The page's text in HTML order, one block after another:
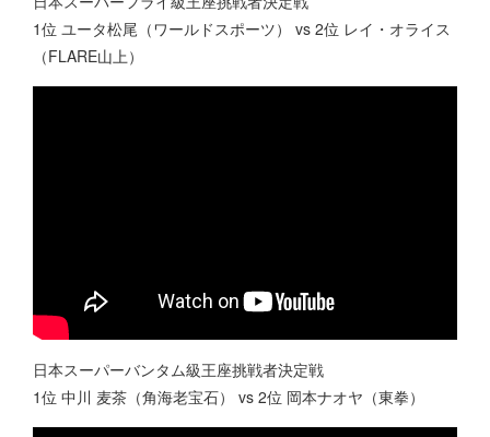
1位 ユータ松尾（ワールドスポーツ） vs 2位 レイ・オライス
（FLARE山上）
日本スーパーバンタム級王座挑戦者決定戦
1位 中川 麦茶（角海老宝石） vs 2位 岡本ナオヤ（東拳）